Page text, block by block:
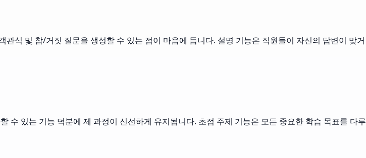
식 및 참/거짓 질문을 생성할 수 있는 점이 마음에 듭니다. 설명 기능은 직원들이 자신의 답변이 맞거
수 있는 기능 덕분에 제 과정이 신선하게 유지됩니다. 초점 주제 기능은 모든 중요한 학습 목표를 다루